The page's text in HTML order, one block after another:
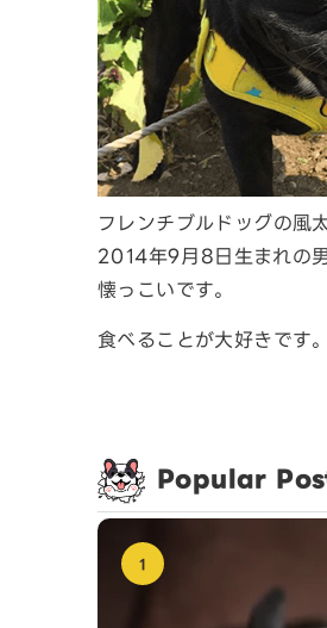
フレンチブルドッグの風
2014年9月8日生まれの
懐っこいです。
食べることが大好きです。
Popular
1